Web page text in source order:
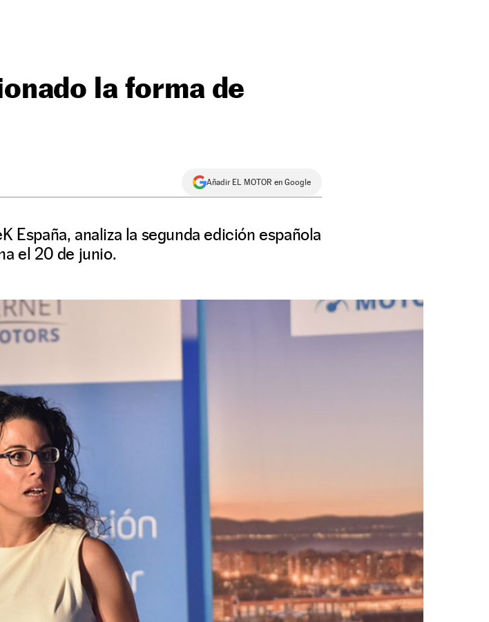
la forma de
Añadir EL MOTOR en Google
España, analiza la segunda edición española
el 20 de junio.